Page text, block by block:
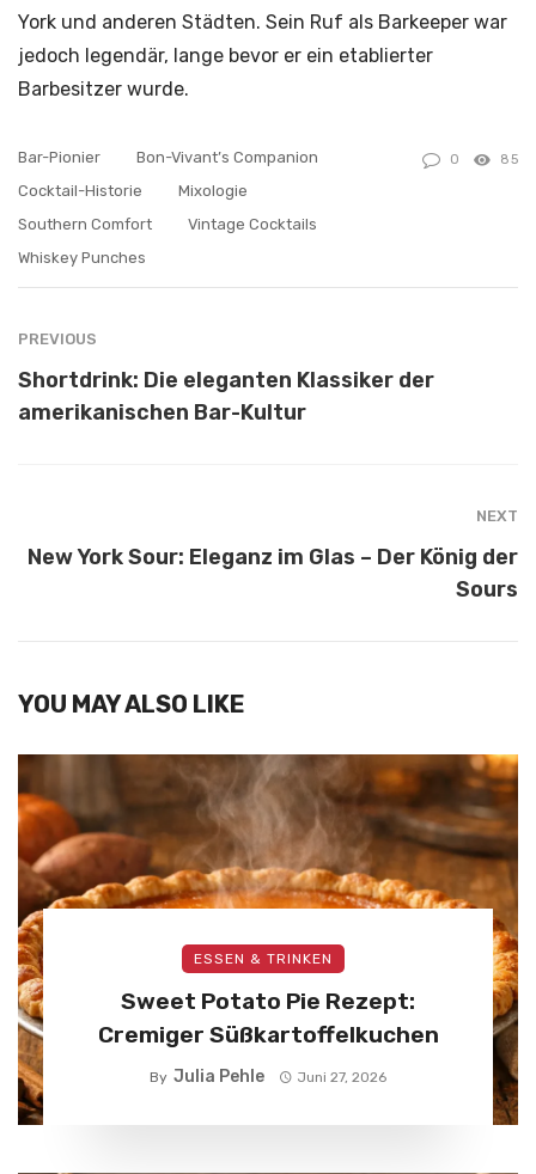
York und anderen Städten. Sein Ruf als Barkeeper war
jedoch legendär, lange bevor er ein etablierter
Barbesitzer wurde.
Bar-Pionier
Bon-Vivant’s Companion
Cocktail-Historie
Mixologie
Southern Comfort
Vintage Cocktails
Whiskey Punches
0 85
PREVIOUS
Shortdrink: Die eleganten Klassiker der
amerikanischen Bar-Kultur
NEXT
New York Sour: Eleganz im Glas – Der König der
Sours
YOU MAY ALSO LIKE
ESSEN & TRINKEN
Sweet Potato Pie Rezept:
Cremiger Süßkartoffelkuchen
By Julia Pehle Juni 27, 2026